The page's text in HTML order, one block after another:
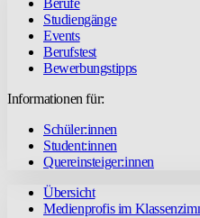
Berufe
Studiengänge
Events
Berufstest
Bewerbungstipps
Informationen für:
Schüler:innen
Student:innen
Quereinsteiger:innen
Übersicht
Medienprofis im